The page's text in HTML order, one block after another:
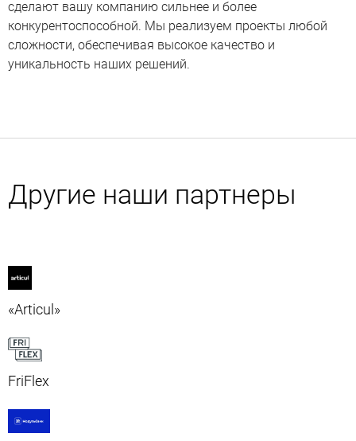
сделают вашу компанию сильнее и более
конкурентоспособной. Мы реализуем проекты любой
сложности, обеспечивая высокое качество и
уникальность наших решений.
Другие наши партнеры
«Articul»
FriFlex